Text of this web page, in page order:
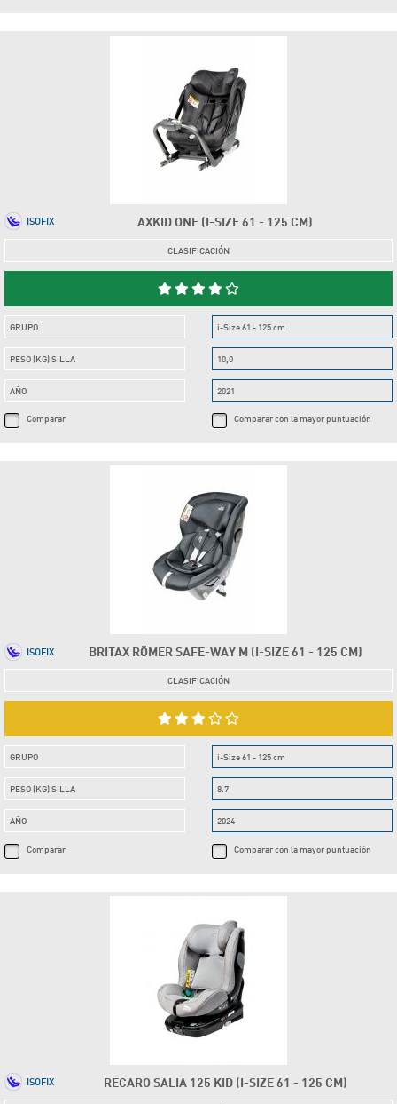
AXKID ONE (I-SIZE 61 - 125 CM)
ISOFIX
CLASIFICACIÓN
GRUPO
PESO (KG) SILLA
AÑO
Comparar
i-Size 61 - 125 cm
10,0
2021
Comparar con la mayor puntuación
BRITAX RÖMER SAFE-WAY M (I-SIZE 61 - 125 CM)
ISOFIX
CLASIFICACIÓN
GRUPO
PESO (KG) SILLA
AÑO
Comparar
i-Size 61 - 125 cm
8.7
2024
Comparar con la mayor puntuación
RECARO SALIA 125 KID (I-SIZE 61 - 125 CM)
ISOFIX